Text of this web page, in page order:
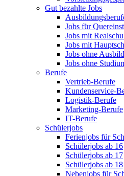
Gut bezahlte Jobs
Jobs für
Jobs mit
Jobs mit
Jobs ohne
Jobs ohne
Berufe
Vertrieb-Berufe
Kundenservice-
Logistik-Berufe
Marketing-Berufe
IT-Berufe
Schülerjobs
Ferienjobs für
Schülerjobs ab 16
Schülerjobs ab 17
Schülerjobs ab 18
Nebenjobs für